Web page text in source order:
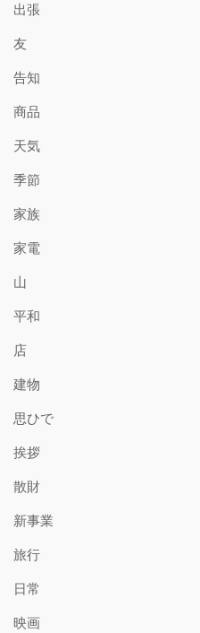
出張
友
告知
商品
天気
季節
家族
家電
山
平和
店
建物
思ひで
挨拶
散財
新事業
旅行
日常
映画